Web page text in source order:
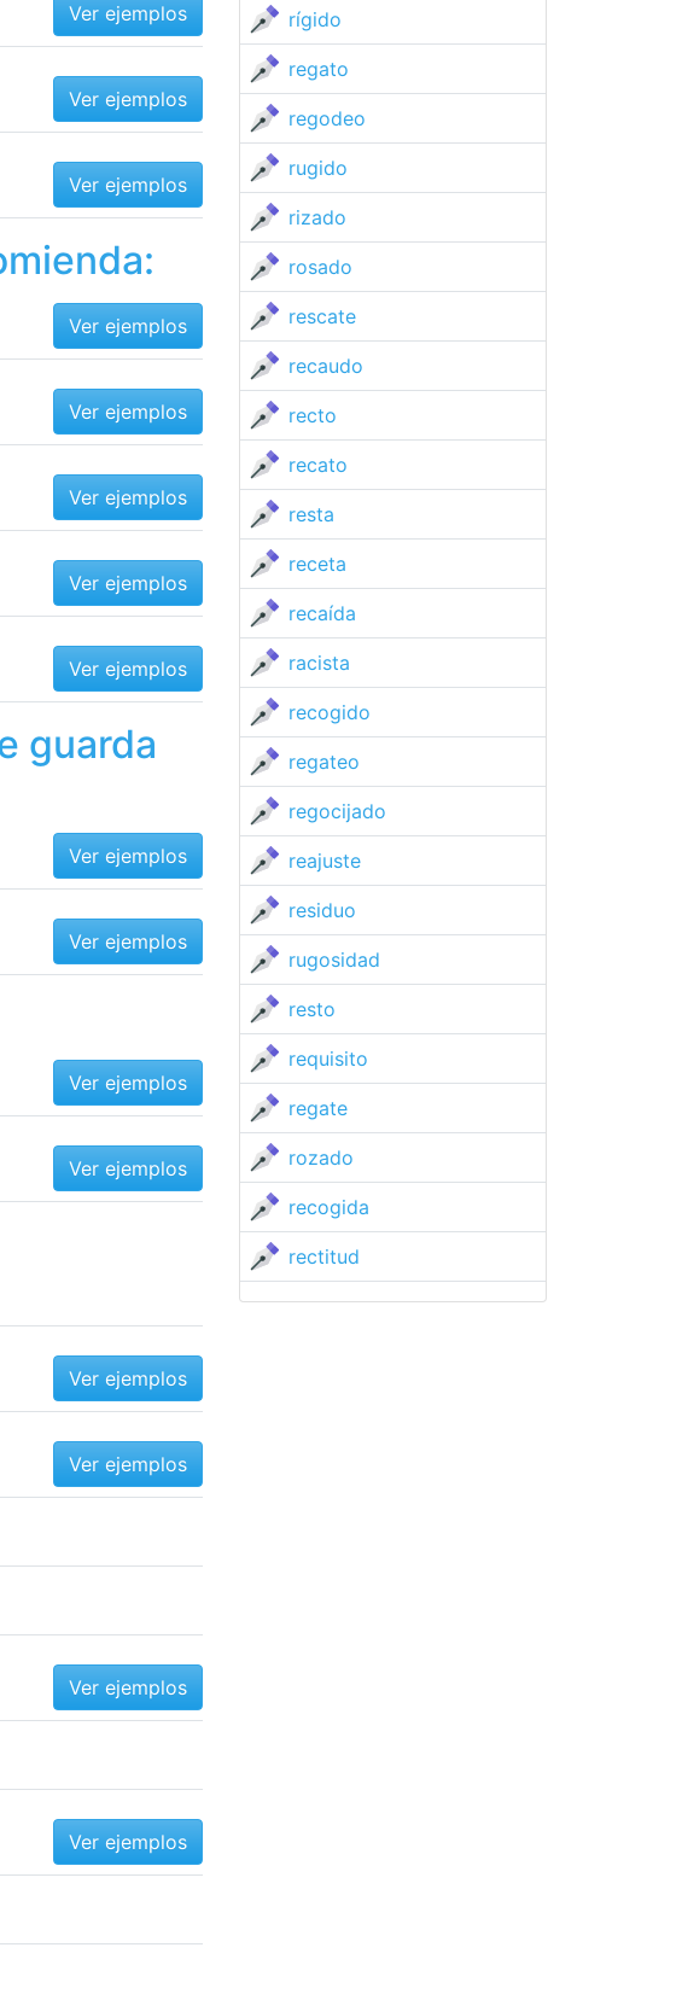
Ver ejemplos
Ver ejemplos
Ver ejemplos
Ver ejemplos
Ver ejemplos
Ver ejemplos
Ver ejemplos
Ver ejemplos
guarda
Ver ejemplos
Ver ejemplos
Ver ejemplos
Ver ejemplos
Ver ejemplos
Ver ejemplos
Ver ejemplos
Ver ejemplos
rígido
regato
regodeo
rugido
rizado
rosado
rescate
recaudo
recto
recato
resta
receta
recaída
racista
recogido
regateo
regocijado
reajuste
residuo
rugosidad
resto
requisito
regate
rozado
recogida
rectitud